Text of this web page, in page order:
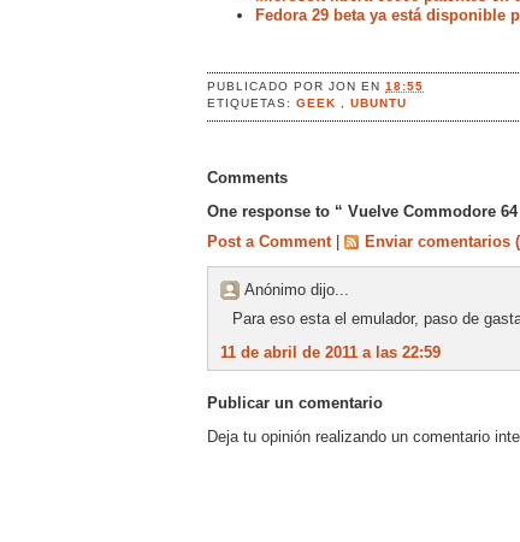
Fedora 29 beta ya está disponible
PUBLICADO PORJONEN18:55
ETIQUETAS:GEEK ,UBUNTU
Comments
One response to “ Vuelve Commodore
Post a Comment
Enviar comentarios
Anónimo dijo...
Para eso esta el emulador, paso de
11 de abril de 2011 a las 22:59
Publicar un comentario
Deja tu opinión realizando un comentario